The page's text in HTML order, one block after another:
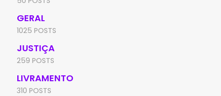
GERAL
1025 POSTS
JUSTIÇA
259 POSTS
LIVRAMENTO
310 POSTS